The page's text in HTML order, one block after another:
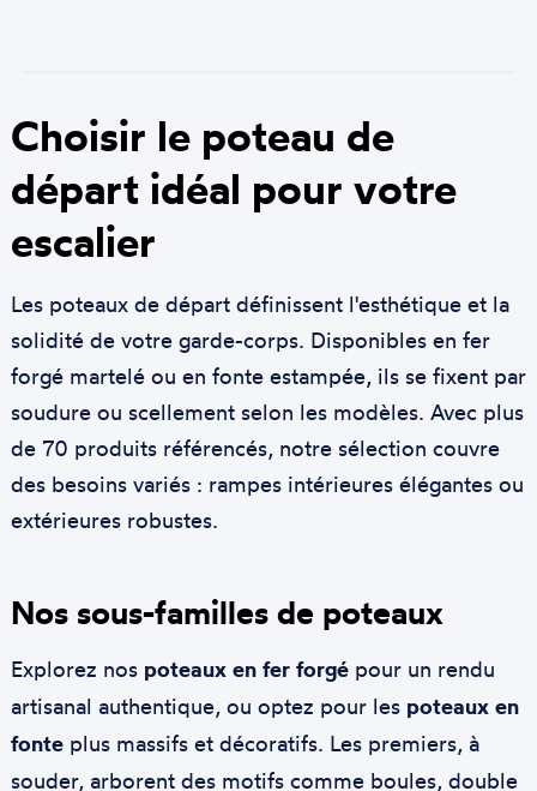
Choisir le poteau de
départ idéal pour votre
escalier
Les poteaux de départ définissent l'esthétique et la
solidité de votre garde-corps. Disponibles en fer
forgé martelé ou en fonte estampée, ils se fixent par
soudure ou scellement selon les modèles. Avec plus
de 70 produits référencés, notre sélection couvre
des besoins variés : rampes intérieures élégantes ou
extérieures robustes.
Nos sous-familles de poteaux
Explorez nos poteaux en fer forgépour un rendu
artisanal authentique, ou optez pour les poteaux en
fonteplus massifs et décoratifs. Les premiers, à
souder, arborent des motifs comme boules, double